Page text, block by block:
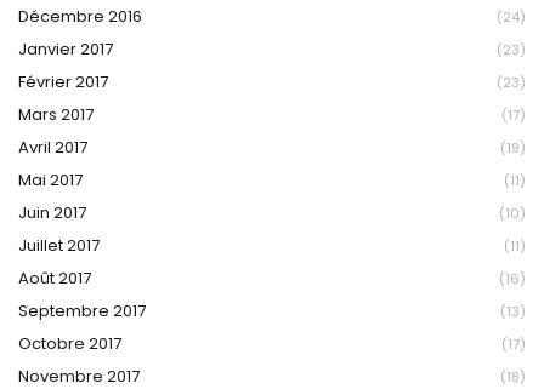
Décembre 2016 (24)
Janvier 2017 (23)
Février 2017 (23)
Mars 2017 (17)
Avril 2017 (19)
Mai 2017 (11)
Juin 2017 (10)
Juillet 2017 (11)
Août 2017 (16)
Septembre 2017 (13)
Octobre 2017 (17)
Novembre 2017 (18)